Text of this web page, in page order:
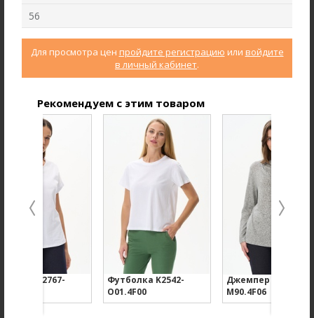
Брюки B4866-O59.6F01
Вельвет
Джемпер F2571-M59.6F01
Вязаная вискоза с начесом
new
56
Для просмотра цен пройдите регистрацию или войдите
в личный кабинет.
Рекомендуем с этим товаром
K2767-
Футболка K2542-
O01.4F00
Джемпер F5400-
M90.4F06